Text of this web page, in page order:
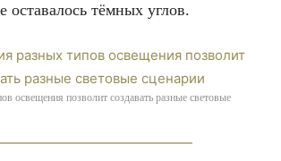
оставалось тёмных углов.
освещения позволит создавать разные световые